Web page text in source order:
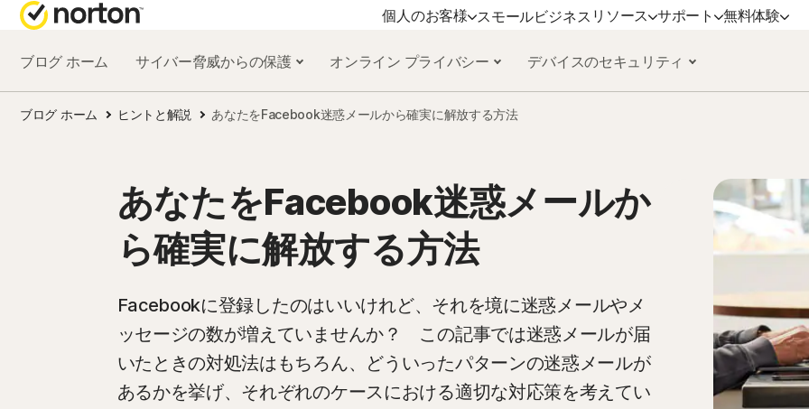
個人のお客様
オールインワン製品
ノートン 360 プレミアム
ノートン 360 スタンダード
ノートン 360 for Gamers
デバイスセキュリティ
Android 版™
ノートン モバイル セキュリティ iOS
すべての製品とサービス
スモールビジネス リソース
ノートンのブログ
プライバシーに関するリソース
サポート
サポート
カスタマーサポート
詳しく見る
無料体験
無料体験
ブログ ホーム サイバー脅威からの保護 オンライン プライバシー デバイスのセキュリティ
ブログ ホーム ヒントと解説 あなたをFacebook迷惑メールから確実に解放する方法
あなたをFacebook迷惑メールか
ら確実に解放する方法
Facebookに登録したのはいいけれど、それを境に迷惑メールやメ
ッセージの数が増えていませんか？ この記事では迷惑メールが届
いたときの対処法はもちろん、どういったパターンの迷惑メールが
あるかを挙げ、それぞれのケースにおける適切な対応策を考えてい